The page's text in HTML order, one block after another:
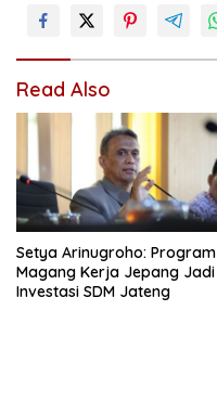
Read Also
Setya Arinugroho: Program
Magang Kerja Jepang Jadi
Investasi SDM Jateng